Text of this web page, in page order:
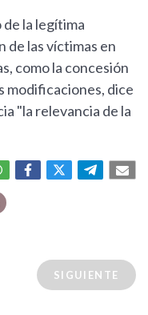
la legítima
de las víctimas en
como la concesión
modificaciones, dice
"la relevancia de la
SIGUIENTE